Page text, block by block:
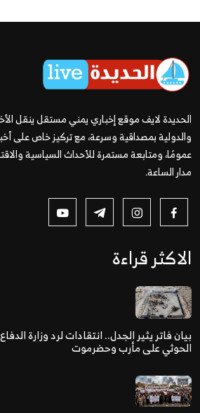
الحديدة لايف موقع إخباري يمني مستقل ينقل
والدولية بمصداقية وسرعة، مع تركيز خاص على
عمومًا، ومتابعة مستمرة للأحداث السياسية
مدار الساعة.
الاكثر قراءة
بيان فاتر يثير الجدل.. انتقادات لرد وزارة
الحوثي على مأرب وحضرموت